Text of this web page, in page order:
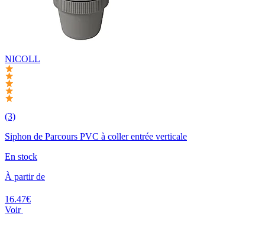
NICOLL
(3)
Siphon de Parcours PVC à coller entrée verticale
En stock
À partir de
16.47€
Voir